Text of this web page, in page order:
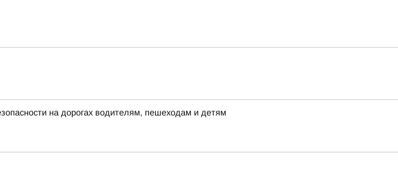
на дорогах водителям, пешеходам и детям